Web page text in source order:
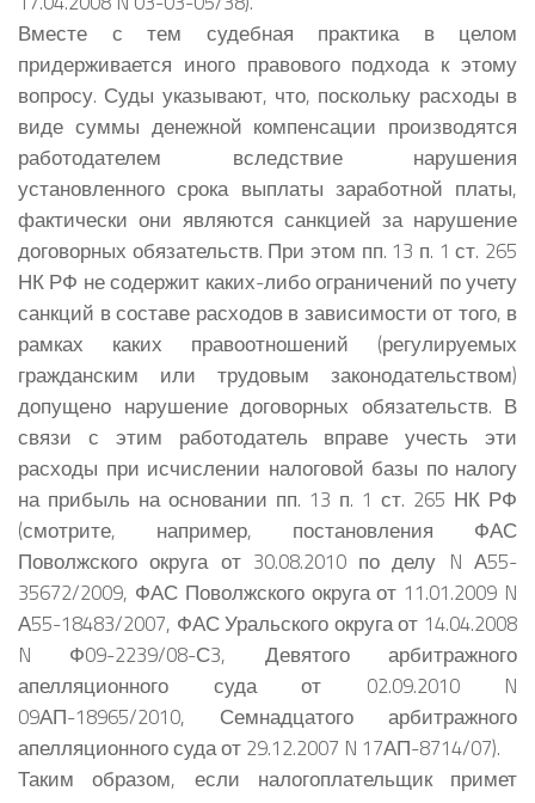
Вместе с тем судебная практика в целом
придерживается иного правового подхода к этому
вопросу. Суды указывают, что, поскольку расходы в
виде суммы денежной компенсации производятся
работодателем вследствие нарушения
установленного срока выплаты заработной платы,
фактически они являются санкцией за нарушение
договорных обязательств. При этом пп. 13 п. 1 ст. 265
НК РФ не содержит каких-либо ограничений по учету
санкций в составе расходов в зависимости от того, в
рамках каких правоотношений (регулируемых
гражданским или трудовым законодательством)
допущено нарушение договорных обязательств. В
связи с этим работодатель вправе учесть эти
расходы при исчислении налоговой базы по налогу
на прибыль на основании пп. 13 п. 1 ст. 265 НК РФ
(смотрите, например, постановления ФАС
Поволжского округа от 30.08.2010 по делу N А55-
35672/2009, ФАС Поволжского округа от 11.01.2009 N
А55-18483/2007, ФАС Уральского округа от 14.04.2008
N Ф09-2239/08-С3, Девятого арбитражного
апелляционного суда от 02.09.2010 N
09АП-18965/2010, Семнадцатого арбитражного
апелляционного суда от 29.12.2007 N 17АП-8714/07).
Таким образом, если налогоплательщик примет